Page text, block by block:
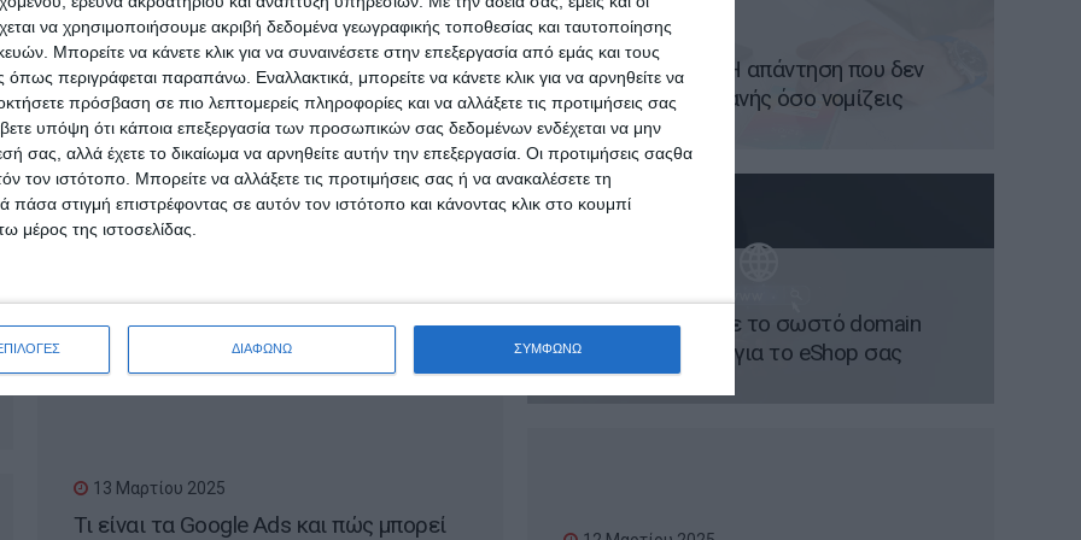
να χρησιμοποιήσουμε ακριβή δεδομένα γεωγραφικής τοποθεσίας και ταυτοποίησης
Μπορείτε να κάνετε κλικ για να συναινέσετε στην επεξεργασία από εμάς και τους
περιγράφεται παραπάνω. Εναλλακτικά, μπορείτε να κάνετε κλικ για να αρνηθείτε να
πρόσβαση σε πιο λεπτομερείς πληροφορίες και να αλλάξετε τις προτιμήσεις σας
υπόψη ότι κάποια επεξεργασία των προσωπικών σας δεδομένων ενδέχεται να μην
σας, αλλά έχετε το δικαίωμα να αρνηθείτε αυτήν την επεξεργασία. Οι προτιμήσεις σαςθα
τον ιστότοπο. Μπορείτε να αλλάξετε τις προτιμήσεις σας ή να ανακαλέσετε τη
στιγμή επιστρέφοντας σε αυτόν τον ιστότοπο και κάνοντας κλικ στο κουμπί
μέρος της ιστοσελίδας.
ΔΙΑΦΩΝΩ ΣΥΜΦΩΝΩ
γίνει viral στο internet;
20 Μαρτίου 2025
App Vs Website; Η απάντηση που δεν
είναι τόσο προφανής όσο νομίζεις
18 Μαρτίου 2025
ιστοσελίδα;
Πώς να επιλέξετε το σωστό domain
name και hosting για το eShop σας
13 Μαρτίου 2025
Τι είναι τα Google Ads και πώς μπορεί